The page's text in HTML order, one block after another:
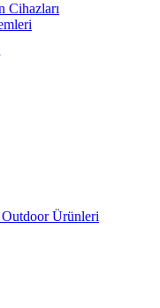
Cihazları
Ürünleri